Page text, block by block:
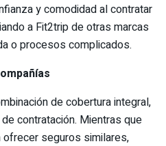
y comodidad al contratar
a Fit2trip de otras marcas
o procesos complicados.
de cobertura integral,
contratación. Mientras que
seguros similares,